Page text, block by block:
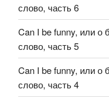
слово, часть 6
Can I be funny, или о
слово, часть 5
Can I be funny, или о
слово, часть 4